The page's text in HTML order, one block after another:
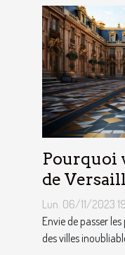
Pourquoi
de
Lun. 06/11/2023
Envie de passer
des villes